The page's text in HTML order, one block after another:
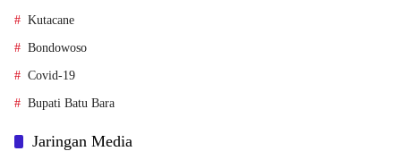
Kutacane
Bondowoso
Covid-19
Bupati Batu Bara
Jaringan Media